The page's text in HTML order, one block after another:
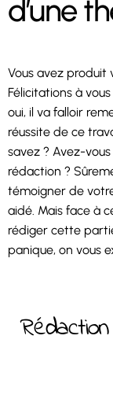
d’une
Vous avez produit
Félicitations à
oui, il va falloir
réussite de ce
savez ? Avez-
rédaction ?
témoigner de
aidé. Mais face à
rédiger cette
panique, on vous